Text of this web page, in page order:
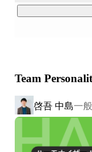
＜事業・組織の
- 求職者から選ば
- 採用戦略と連動
- 「HeaRメソッ
- HR業界出身の
Team
啓吾 中島一